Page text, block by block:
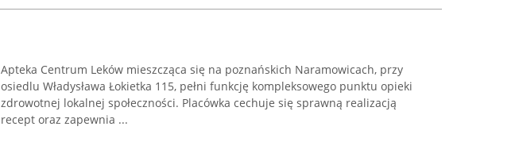
Apteka Centrum Leków mieszcząca się na poznańskich Naramowicach, przy
osiedlu Władysława Łokietka 115, pełni funkcję kompleksowego punktu opieki
zdrowotnej lokalnej społeczności. Placówka cechuje się sprawną realizacją
recept oraz zapewnia ...